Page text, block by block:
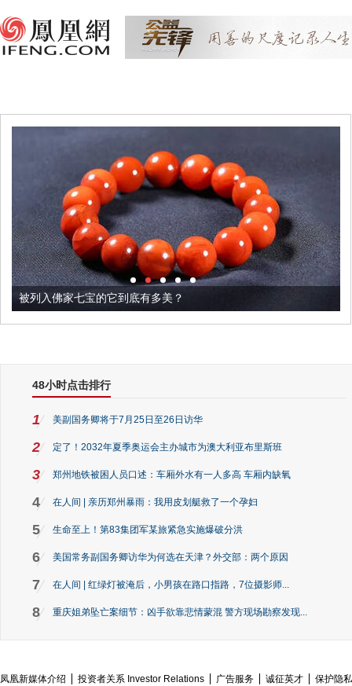
被列入佛家七宝的它到底有多美？
48小时点击排行
1 美副国务卿将于7月25日至26日访华
2 定了！2032年夏季奥运会主办城市为澳大利亚布里斯班
3 郑州地铁被困人员口述：车厢外水有一人多高 车厢内缺氧
4 在人间 | 亲历郑州暴雨：我用皮划艇救了一个孕妇
5 生命至上！第83集团军某旅紧急实施爆破分洪
6 美国常务副国务卿访华为何选在天津？外交部：两个原因
7 在人间 | 红绿灯被淹后，小男孩在路口指路，7位摄影师...
8 重庆姐弟坠亡案细节：凶手欲靠悲情蒙混 警方现场勘察发现...
凤凰新媒体介绍 投资者关系 Investor Relations 广告服务 诚征英才
保护隐